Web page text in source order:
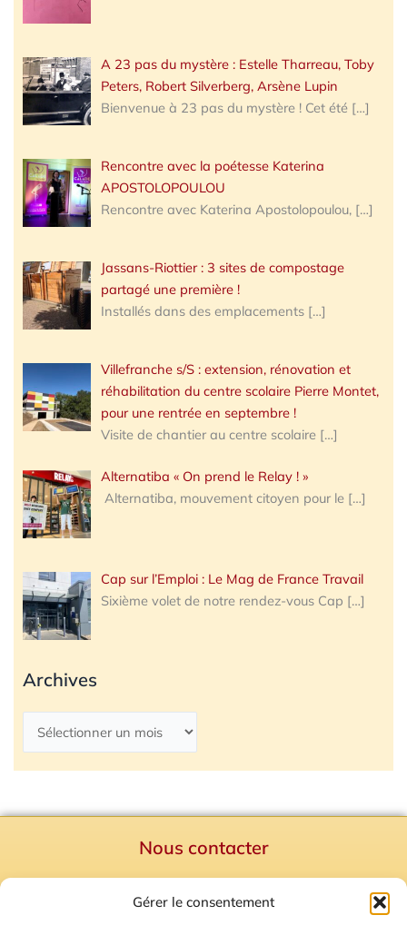
Gérer le consentement
A 23 pas du mystère : Estelle Tharreau, Toby
Peters, Robert Silverberg, Arsène Lupin
Bienvenue à 23 pas du mystère ! Cet été […]
Rencontre avec la poétesse Katerina
APOSTOLOPOULOU
Rencontre avec Katerina Apostolopoulou, […]
Jassans-Riottier : 3 sites de compostage
partagé une première !
Installés dans des emplacements […]
Villefranche s/S : extension, rénovation et
réhabilitation du centre scolaire Pierre Montet,
pour une rentrée en septembre !
Visite de chantier au centre scolaire […]
Alternatiba « On prend le Relay ! »
Alternatiba, mouvement citoyen pour le […]
Cap sur l’Emploi : Le Mag de France Travail
Sixième volet de notre rendez-vous Cap […]
Archives
Nous contacter